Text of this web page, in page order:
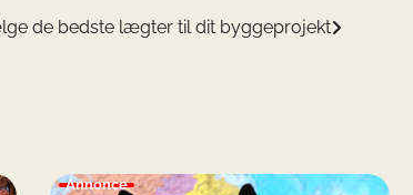
de bedste lægter til dit byggeprojekt
Annonce